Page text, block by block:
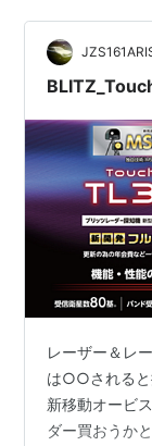
スペシャルト
11:15〜14:15
レーザー＆レ
は○○されると
新移動オービ
ダー買おうか